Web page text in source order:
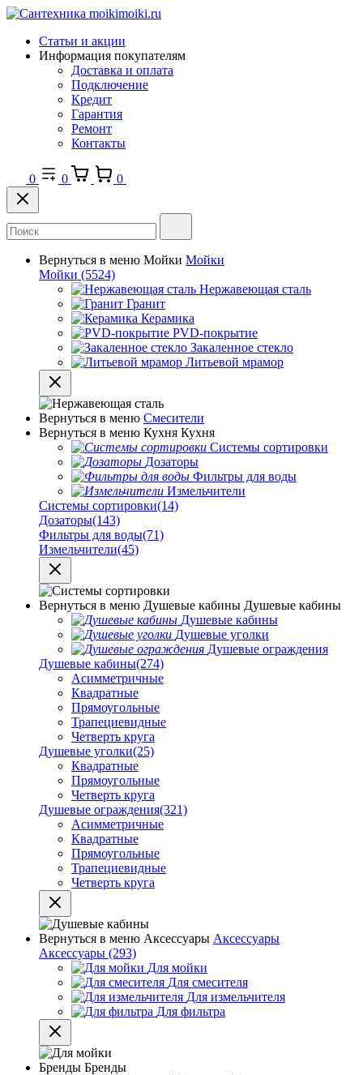
Статьи и акции
Информация покупателям
Доставка и оплата
Подключение
Кредит
Гарантия
Ремонт
Контакты
0 0 0
Вернуться в меню Мойки Мойки
Мойки (5524)
Нержавеющая сталь
Гранит
Керамика
PVD-покрытие
Закаленное стекло
Литьевой мрамор
Вернуться в меню Смесители
Вернуться в меню Кухня Кухня
Системы сортировки
Дозаторы
Фильтры для воды
Измельчители
Системы сортировки(14)
Дозаторы(143)
Фильтры для воды(71)
Измельчители(45)
Вернуться в меню Душевые кабины Душевые кабины
Душевые кабины
Душевые уголки
Душевые ограждения
Душевые кабины(274)
Асимметричные
Квадратные
Прямоугольные
Трапециевидные
Четверть круга
Душевые уголки(25)
Квадратные
Прямоугольные
Четверть круга
Душевые ограждения(321)
Асимметричные
Квадратные
Прямоугольные
Трапециевидные
Четверть круга
Вернуться в меню Аксессуары Аксессуары
Аксессуары (293)
Для мойки
Для смесителя
Для измельчителя
Для фильтра
Бренды Бренды